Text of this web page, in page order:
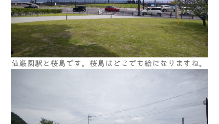
仙巌園駅と桜島です。桜島はどこでも絵になりますね。